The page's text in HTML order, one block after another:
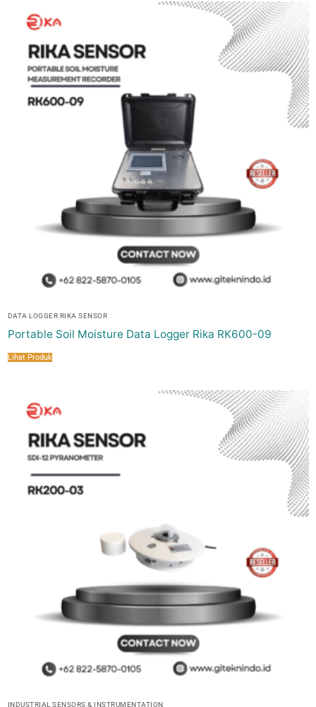
DATA LOGGER RIKA SENSOR
Portable Soil Moisture Data Logger Rika RK600-09
Lihat Produk
INDUSTRIAL SENSORS & INSTRUMENTATION